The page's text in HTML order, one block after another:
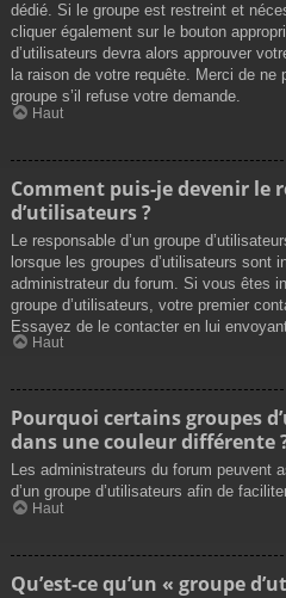
dédié. Si le groupe est restreint et
cliquer également sur le bouton
d’utilisateurs devra alors approuver
la raison de votre requête. Merci de ne
groupe s’il refuse votre demande.
Haut
Comment puis-je devenir le
d’utilisateurs ?
Le responsable d’un groupe
lorsque les groupes d’utilisateurs sont
administrateur du forum. Si vous êtes
groupe d’utilisateurs, votre premier
Essayez de le contacter en lui
Haut
Pourquoi certains groupes
dans une couleur différente
Les administrateurs du forum peuvent
d’un groupe d’utilisateurs afin de
Haut
Qu’est-ce qu’un « groupe